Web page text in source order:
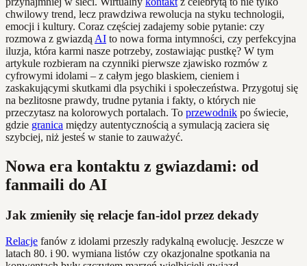
chwilowy trend, lecz prawdziwa rewolucja na styku technologii,
emocji i kultury. Coraz częściej zadajemy sobie pytanie: czy
rozmowa z gwiazdą AI to nowa forma intymności, czy perfekcyjna
iluzja, która karmi nasze potrzeby, zostawiając pustkę? W tym
artykule rozbieram na czynniki pierwsze zjawisko rozmów z
cyfrowymi idolami – z całym jego blaskiem, cieniem i
zaskakującymi skutkami dla psychiki i społeczeństwa. Przygotuj się
na bezlitosne prawdy, trudne pytania i fakty, o których nie
przeczytasz na kolorowych portalach. To przewodnik po świecie,
gdzie granica między autentycznością a symulacją zaciera się
szybciej, niż jesteś w stanie to zauważyć.
Nowa era kontaktu z gwiazdami: od
fanmaili do AI
Jak zmieniły się relacje fan-idol przez dekady
Relacje fanów z idolami przeszły radykalną ewolucję. Jeszcze w
latach 80. i 90. wymiana listów czy okazjonalne spotkania na